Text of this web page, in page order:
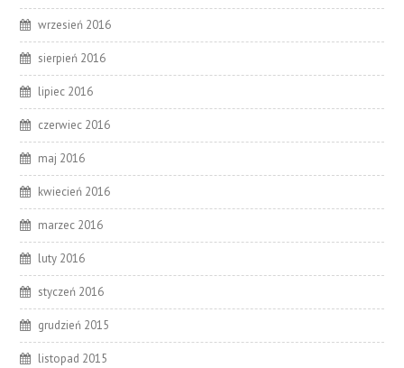
wrzesień 2016
sierpień 2016
lipiec 2016
czerwiec 2016
maj 2016
kwiecień 2016
marzec 2016
luty 2016
styczeń 2016
grudzień 2015
listopad 2015